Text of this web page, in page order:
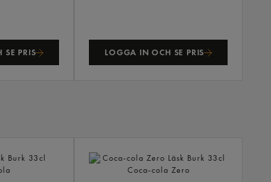
PRIS LOGGA IN OCH SE PRIS